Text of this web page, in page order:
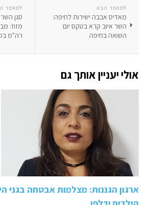
למאמר
סגן
מזוז:
רה"מ
למאמר הבא
מאדיס אבבה ישירות לחיפה:
השר איוב קרא בטקס יום
השואה בחיפה
אולי יעניין אותך גם
ארגון הגננות: מצלמות אבטחה בגני